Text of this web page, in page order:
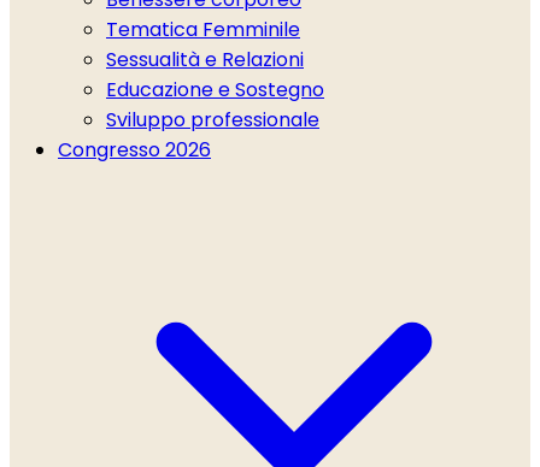
Tematica Femminile
Sessualità e Relazioni
Educazione e Sostegno
Sviluppo professionale
Congresso 2026